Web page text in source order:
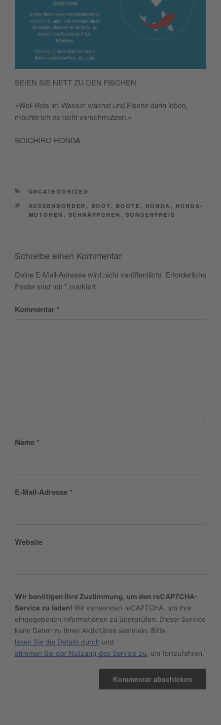
SEIEN SIE NETT ZU DEN FISCHEN
«Weil Reis im Wasser wächst und Fische darin leben,
möchte ich es nicht verschmutzen.»
SOICHIRO HONDA
CATEGORIES
UNCATEGORIZED
TAGS
AUSSENBORDER , BOOT , BOOTE , HONDA , HONDA-
MOTOREN , SCHNÄPPCHEN , SONDERPREIS
Schreibe einen Kommentar
Deine E-Mail-Adresse wird nicht veröffentlicht. Erforderliche
Felder sind mit * markiert
Kommentar *
Name *
E-Mail-Adresse *
Website
Wir benötigen Ihre Zustimmung, um den reCAPTCHA-
Service zu laden! Wir verwenden reCAPTCHA, um Ihre
eingegebenen Informationen zu überprüfen. Dieser Service
kann Daten zu Ihren Aktivitäten sammeln. Bitte
lesen Sie die Details durch und
stimmen Sie der Nutzung des Service zu , um fortzufahren.